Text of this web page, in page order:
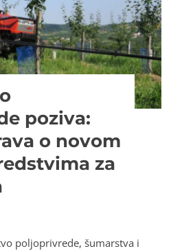
poziva:
o novom
za
poljoprivrede, šumarstva i